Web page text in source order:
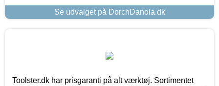
Se udvalget på DorchDanola.dk
Toolster.dk har prisgaranti på alt værktøj. Sortimentet